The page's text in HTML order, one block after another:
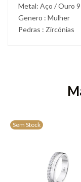
Metal: Aço / Ouro
Genero : Mulher
Pedras : Zircónias
Sem Stock